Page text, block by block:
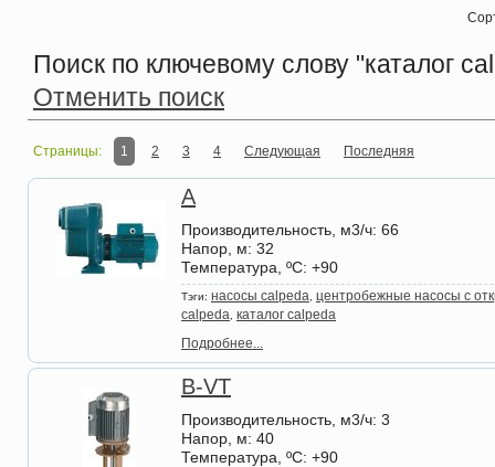
Поиск по ключевому слову "каталог
Отменить поиск
Страницы: 1 2 3 4 Следующая Последняя
A
Производительность, м3/ч: 66
Напор, м: 32
Температура, ºС: +90
Тэги: насосы calpeda центробежные насосы с
calpeda каталог calpeda
Подробнее...
B-VT
Производительность, м3/ч: 3
Напор, м: 40
Температура, ºС: +90